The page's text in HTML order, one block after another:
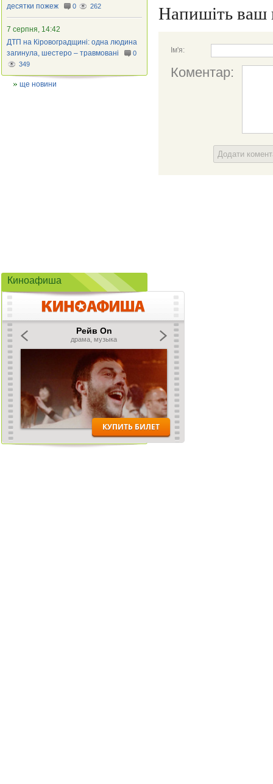
Напишіть ваш
Ім'я:
Коментар:
Додати
десятки пожеж
0 262
7 серпня, 14:42
ДТП на Кіровоградщині: одна людина
загинула, шестеро – травмовані
0
349
ще новини
Киноафиша